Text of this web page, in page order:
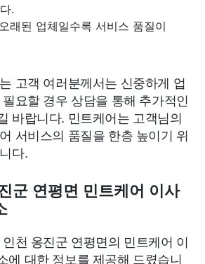
.
래된 업체일수록 서비스 품질이
고객 여러분께서는 신중하게 업
요할 경우 상담을 통해 추가적인
바랍니다. 민트케어는 고객님의
서비스의 품질을 한층 높이기 위
다.
군 연평면 민트케어 이사
천 옹진군 연평면의 민트케어 이
에 대한 정보를 제공해 드렸습니